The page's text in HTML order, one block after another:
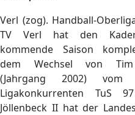
Verl (zog). Handball-
TV Verl hat den
kommende Saison
dem Wechsel von Tim
(Jahrgang 2002) vom
Ligakonkurrenten TuS
Jöllenbeck II hat der